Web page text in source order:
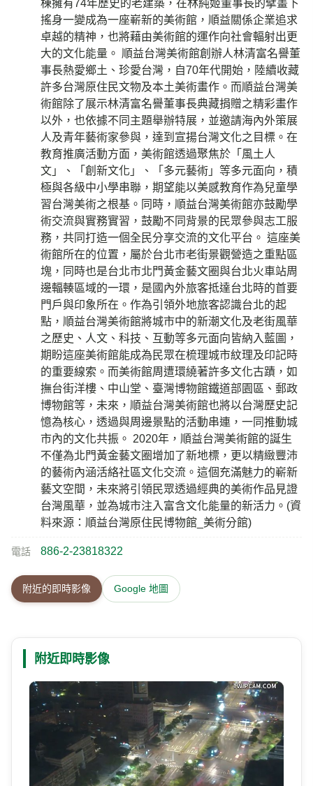
棟擁有74年歷史的老建築，在林純姬董事長的擘畫下
搖身一變成為一座嶄新的美術館，順益關係企業追求
卓越的精神，也將藉由美術館的運作向社會輻射出更
大的文化能量。 順益台灣美術館創辦人林清富名譽董
事長熱愛鄉土、珍愛台灣，自70年代開始，陸續收藏
許多台灣原住民文物及本土美術畫作。而順益台灣美
術館除了展示林清富名譽董事長典藏捐贈之精彩畫作
以外，也依據不同主題舉辦特展，並邀請海內外策展
人及青年藝術家參與，達到宣揚台灣文化之目標。在
教育推廣活動方面，美術館透過聚焦於「風土人
文」、「創新文化」、「多元藝術」等多元面向，積
極與各級中小學串聯，期望能以美感教育作為兒童學
習台灣美術之根基。同時，順益台灣美術館亦鼓勵學
術交流與實務實習，鼓勵不同背景的民眾參與志工服
務，共同打造一個全民分享交流的文化平台。 這座美
術館所在的位置，屬於台北市老街景觀營造之重點區
塊，同時也是台北市北門黃金藝文圈與台北火車站周
邊輻輳區域的一環，是國內外旅客抵達台北時的首要
門戶與印象所在。作為引領外地旅客認識台北的起
點，順益台灣美術館將城市中的新潮文化及老街風華
之歷史、人文、科技、互動等多元面向皆納入藍圖，
期盼這座美術館能成為民眾在梳理城市紋理及印記時
的重要線索。而美術館周遭環繞著許多文化古蹟，如
撫台街洋樓、中山堂、臺灣博物館鐵道部園區、郵政
博物館等，未來，順益台灣美術館也將以台灣歷史記
憶為核心，透過與周邊景點的活動串連，一同推動城
市內的文化共振。 2020年，順益台灣美術館的誕生
不僅為北門黃金藝文圈增加了新地標，更以精緻豐沛
的藝術內涵活絡社區文化交流。這個充滿魅力的嶄新
藝文空間，未來將引領民眾透過經典的美術作品見證
台灣風華，並為城市注入富含文化能量的新活力。(資
料來源：順益台灣原住民博物館_美術分館)
電話 886-2-23818322
附近的即時影像 Google 地圖
附近即時影像